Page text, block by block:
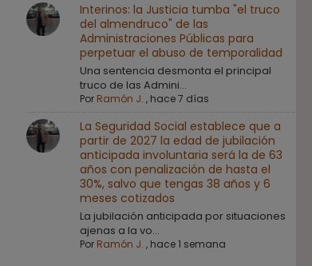
Interinos: la Justicia tumba "el truco
del almendruco" de las
Administraciones Públicas para
perpetuar el abuso de temporalidad
Una sentencia desmonta el principal
truco de las Admini...
Por Ramón J. , hace 7 días
La Seguridad Social establece que a
partir de 2027 la edad de jubilación
anticipada involuntaria será la de 63
años con penalización de hasta el
30%, salvo que tengas 38 años y 6
meses cotizados
La jubilación anticipada por situaciones
ajenas a la vo...
Por Ramón J. , hace 1 semana